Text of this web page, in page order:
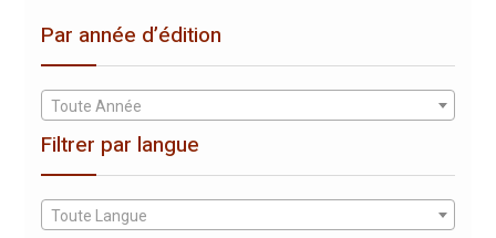
Par année d’édition
Toute Année
Filtrer par langue
Toute Langue